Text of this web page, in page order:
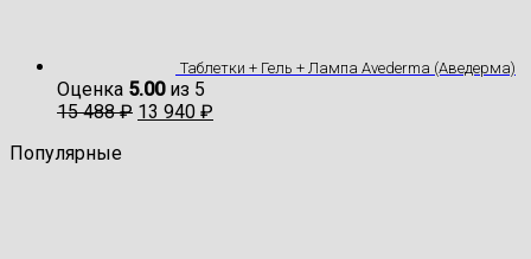
Таблетки + Гель + Лампа Avederma (Аведерма)
Оценка 5.00из 5
15 488₽ 13 940 ₽
Популярные